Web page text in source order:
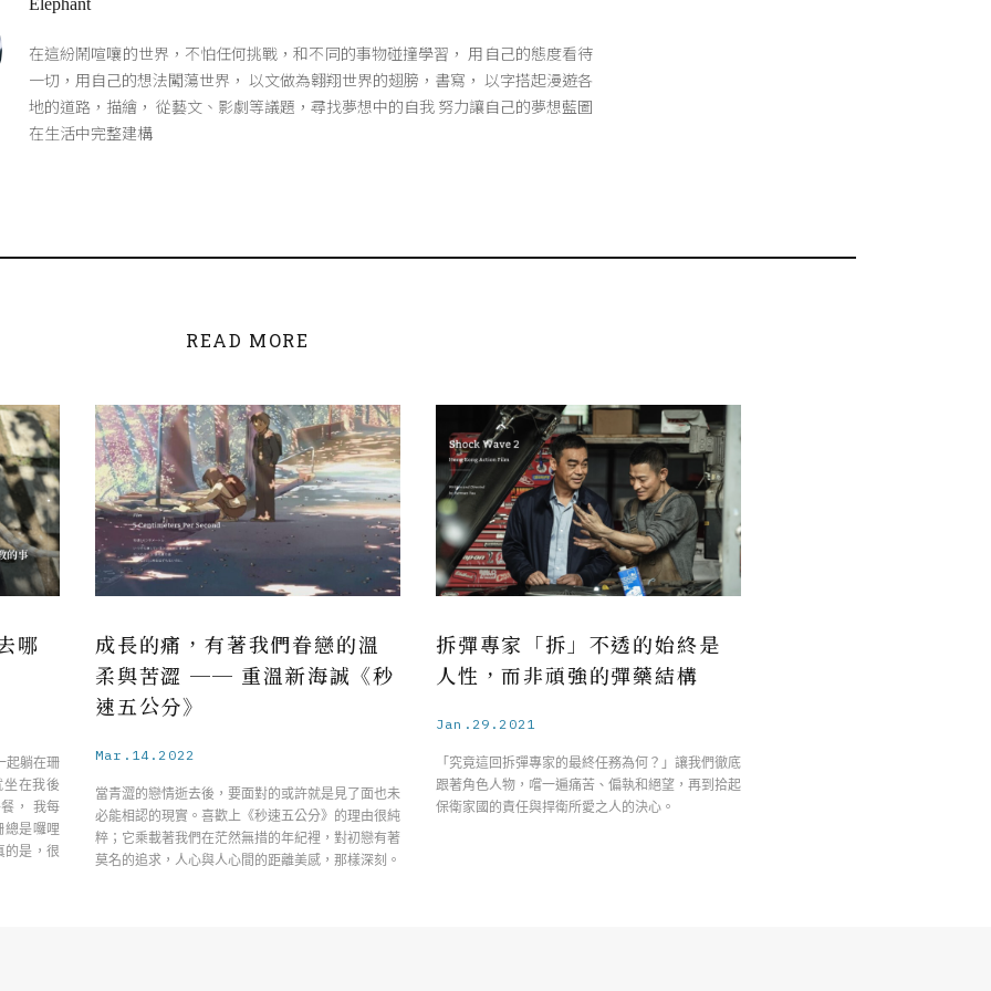
Elephant
在這紛鬧喧嚷的世界，不怕任何挑戰，和不同的事物碰撞學習， 用自己的態度看待
一切，用自己的想法闖蕩世界， 以文做為翱翔世界的翅膀，書寫， 以字搭起漫遊各
地的道路，描繪， 從藝文、影劇等議題，尋找夢想中的自我 努力讓自己的夢想藍圖
在生活中完整建構
READ MORE
哪
起躺在珊
在我後
， 我每
是囉哩
的是，很
成長的痛，有著我們眷戀的溫
柔與苦澀 ── 重溫新海誠《秒
速五公分》
Mar.14.2022
當青澀的戀情逝去後，要面對的或許就是見了面也未
必能相認的現實。喜歡上《秒速五公分》的理由很純
粹；它乘載著我們在茫然無措的年紀裡，對初戀有著
莫名的追求，人心與人心間的距離美感，那樣深刻。
拆彈專家「拆」不透的始終是
人性，而非頑強的彈藥結構
Jan.29.2021
「究竟這回拆彈專家的最終任務為何？」讓我們徹底
跟著角色人物，嚐一遍痛苦、偏執和絕望，再到拾起
保衛家國的責任與捍衛所愛之人的決心。